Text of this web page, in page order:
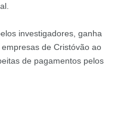
investigadores, ganha
de Cristóvão ao
de pagamentos pelos